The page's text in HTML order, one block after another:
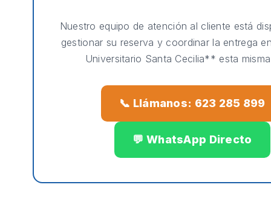
Nuestro equipo de atención al cliente está
gestionar su reserva y coordinar la entrega
Universitario Santa Cecilia** esta
📞 Llámanos: 623 285 899
💬 WhatsApp Directo